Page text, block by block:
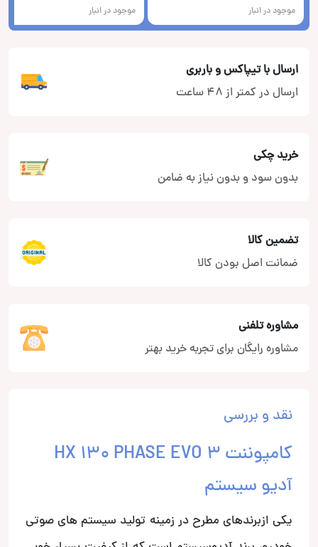
موجود در انبار موجود در انبار
ارسال با تیپاکس و باربری
ارسال در کمتر از 48 ساعت
خرید چکی
بدون سود و بدون نیاز به ضامن
تضمین کالا
ضمانت اصل بودن کالا
مشاوره تلفنی
مشاوره رایگان برای تجربه خرید بهتر
نقد و بررسی
کامپوننت HX 130 PHASE EVO 3
آدیو سیستم
یکی ازبرندهای مطرح در زمینه تولید سیستم های صوتی